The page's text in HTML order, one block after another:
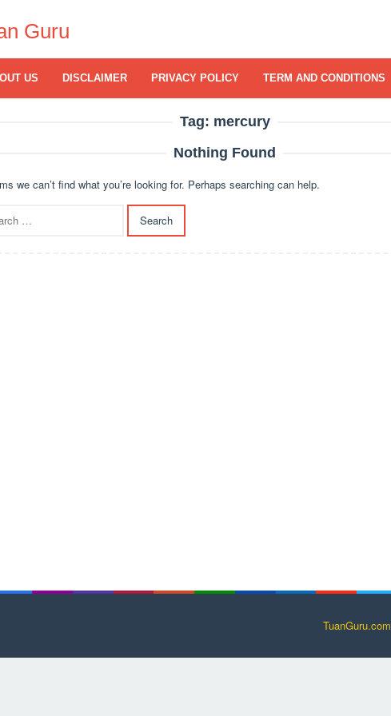
Guru
US DISCLAIMER PRIVACY POLICY TERM AND CONDITIONS
Tag: mercury
Nothing Found
we can’t find what you’re looking for. Perhaps searching can help.
TuanGuru.com